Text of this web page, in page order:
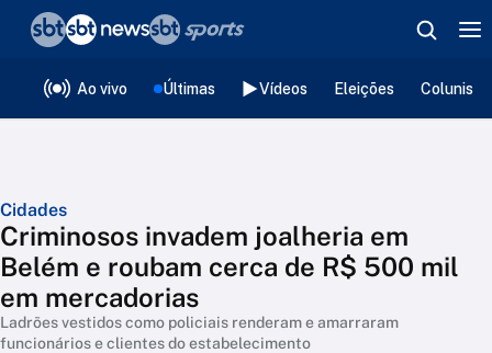
Ao vivo Últimas Vídeos Eleições
Cidades
Criminosos invadem joalheria em
Belém e roubam cerca de R$ 500 mil
em mercadorias
Ladrões vestidos como policiais renderam e amarraram
funcionários e clientes do estabelecimento
❮voltar
Editorias